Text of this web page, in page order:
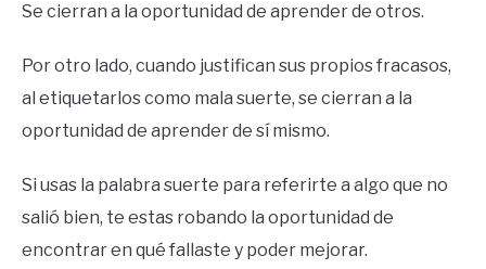
Se cierran a la oportunidad de aprender de otros.
Por otro lado, cuando justifican sus propios fracasos,
al etiquetarlos como mala suerte, se cierran a la
oportunidad de aprender de sí mismo.
Si usas la palabra suerte para referirte a algo que no
salió bien, te estas robando la oportunidad de
encontrar en qué fallaste y poder mejorar.